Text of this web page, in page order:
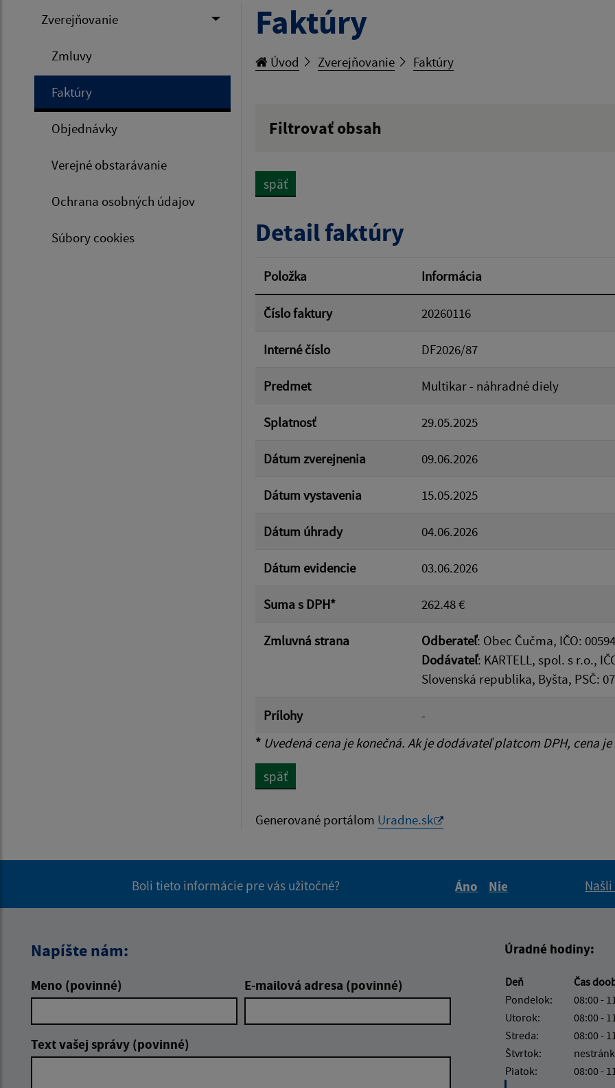
Zverejňovanie
Zmluvy
Faktúry
Objednávky
Verejné obstarávanie
Ochrana osobných údajov
Súbory cookies
Faktúry
Úvod Zverejňovanie Faktúry
Filtrovať obsah
Suma od:
Filtrovať
späť
Detail faktúry
Položka Informácia
Číslo faktury 20260116
Interné číslo DF2026/87
Predmet Multikar - náhradné diely
Splatnosť 29.05.2025
Dátum zverejnenia 09.06.2026
Dátum vystavenia 15.05.2025
Dátum úhrady 04.06.2026
Dátum evidencie 03.06.2026
Suma s DPH* 262.48 €
Zmluvná strana Odberateľ: Obec Čučma, IČO:
Dodávateľ: KARTELL, spol. s r.o.,
Slovenská republika, Byšta, PSČ:
Prílohy
-
* Uvedená cena je konečná. Ak je dodávateľ platcom DPH, cena
späť
Generované portálom Uradne.sk
Boli tieto informácie pre vás užitočné?
Áno
Nie
Napíšte nám:
Meno (povinné) E-mailová adresa (povinné)
Text vašej správy (povinné)
Úradné hodiny:
Deň Čas
Pondelok:
08:00 -
Utorok:
08:00 -
Streda:
08:00 -
Štvrtok:
Piatok:
08:00 -